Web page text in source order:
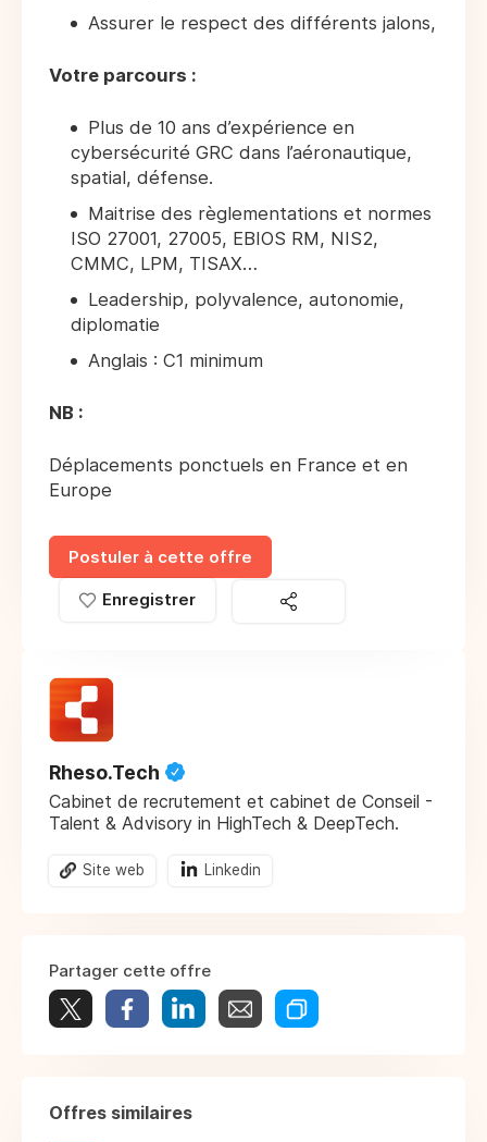
Assurer le respect des différents jalons,
Votre parcours :
Plus de 10 ans d’expérience en
cybersécurité GRC dans l’aéronautique,
spatial, défense.
Maitrise des règlementations et normes
ISO 27001, 27005, EBIOS RM, NIS2,
CMMC, LPM, TISAX…
Leadership, polyvalence, autonomie,
diplomatie
Anglais : C1 minimum
NB :
Déplacements ponctuels en France et en
Europe
Postuler à cette offre
Enregistrer
Rheso.Tech
Cabinet de recrutement et cabinet de Conseil -
Talent & Advisory in HighTech & DeepTech.
Site web Linkedin
Partager cette offre
Offres similaires